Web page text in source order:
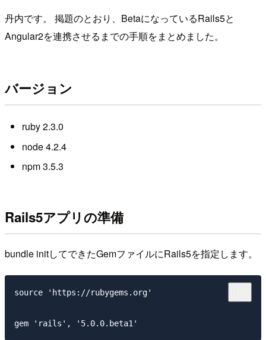
丹内です。 掲題のとおり、BetaになっているRails5と
Angular2を連携させるまでの手順をまとめました。
バージョン
ruby 2.3.0
node 4.2.4
npm 3.5.3
Rails5アプリの準備
bundle initしてできたGemファイルにRails5を指定します。
source 'https://rubygems.org'